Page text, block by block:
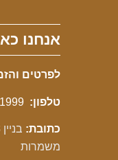
אנחנו
לפרטים
טלפון:
כתובת:
משמרות